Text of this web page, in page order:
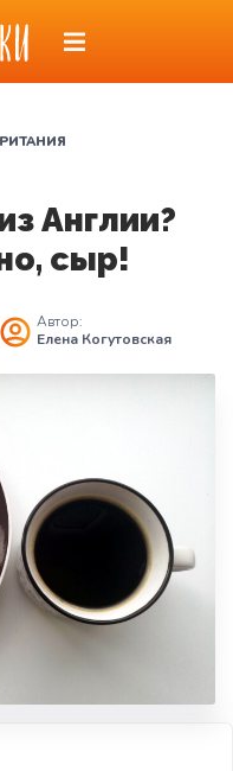
Англии?
сыр!
Автор:
Елена Когутовская